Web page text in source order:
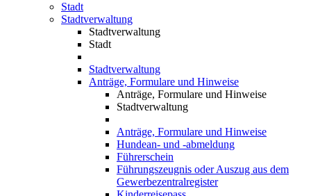
Stadt
Stadtverwaltung
Stadtverwaltung
Stadt
Stadtverwaltung
Anträge, Formulare und Hinweise
Anträge, Formulare und Hinweise
Stadtverwaltung
Anträge, Formulare und Hinweise
Hundean- und -abmeldung
Führerschein
Führungszeugnis oder Auszug aus dem
Gewerbezentralregister